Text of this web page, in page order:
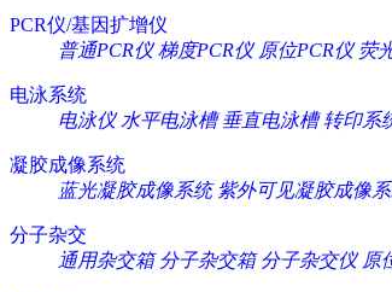
PCR仪/基因扩增仪
普通PCR仪 梯度PCR仪 原位PCR仪 荧
电泳系统
电泳仪 水平电泳槽 垂直电泳槽 转印系
凝胶成像系统
蓝光凝胶成像系统 紫外可见凝胶成像
分子杂交
通用杂交箱 分子杂交箱 分子杂交仪 原